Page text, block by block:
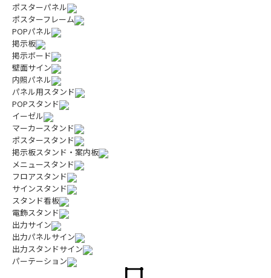
ポスターパネル
ポスターフレーム
POPパネル
掲示板
掲示ボード
壁面サイン
内照パネル
パネル用スタンド
POPスタンド
イーゼル
マーカースタンド
ポスタースタンド
掲示板スタンド・案内板
メニュースタンド
フロアスタンド
サインスタンド
スタンド看板
電飾スタンド
出力サイン
出力パネルサイン
出力スタンドサイン
パーテーション